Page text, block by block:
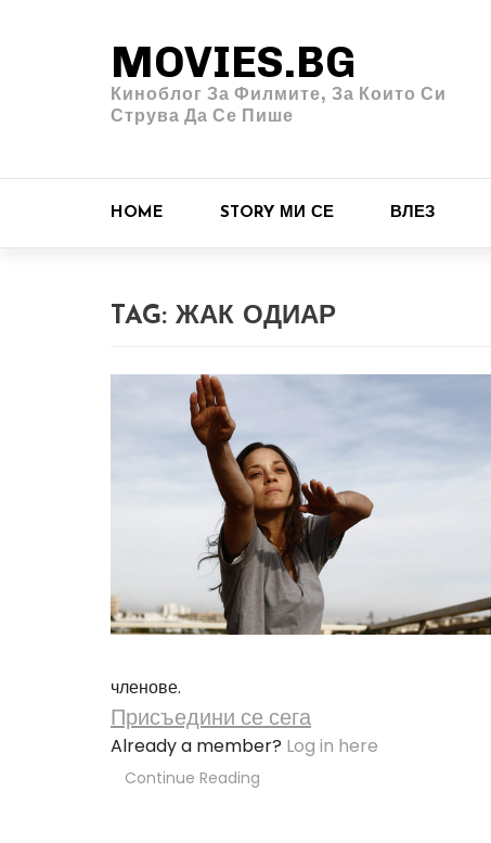
MOVIES.BG
Киноблог За Филмите, За Които Си
Струва Да Се Пише
HOME STORY МИ СЕ ВЛЕЗ
TAG: ЖАК ОДИАР
членове.
Присъедини се сега
Already a member? Log in here
Continue Reading